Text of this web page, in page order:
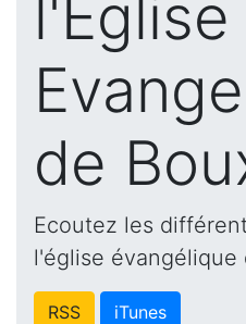
l'Eglise
de
Ecoutez les
l'église évangélique
RSS iTunes